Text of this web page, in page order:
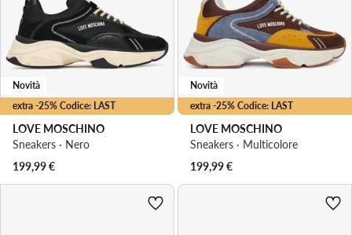
extra -25% Codice: LAST
Novità
LOVE MOSCHINO
Sneakers · Nero
199,99€
extra -25% Codice: LAST
Novità
LOVE MOSCHINO
Sneakers · Multicolore
199,99€